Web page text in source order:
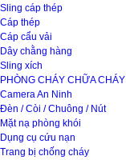
Sling cáp thép
Cáp thép
Cáp cẩu vải
Dây chằng hàng
Sling xích
PHÒNG CHÁY CHỮA CHÁY
Camera An Ninh
Đèn / Còi / Chuông / Nút
Mặt nạ phòng khói
Dụng cụ cứu nạn
Trang bị chống cháy